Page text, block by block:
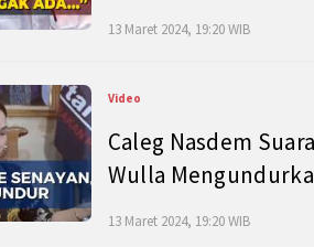
13 Maret 2024, 19:20 WIB
Video
Caleg Nasdem
Wulla
13 Maret 2024, 19:20 WIB